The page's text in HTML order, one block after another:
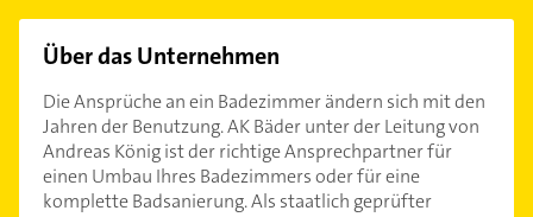
Über das Unternehmen
Die Ansprüche an ein Badezimmer ändern sich mit den
Jahren der Benutzung. AK Bäder unter der Leitung von
Andreas König ist der richtige Ansprechpartner für
einen Umbau Ihres Badezimmers oder für eine
komplette Badsanierung. Als staatlich geprüfter